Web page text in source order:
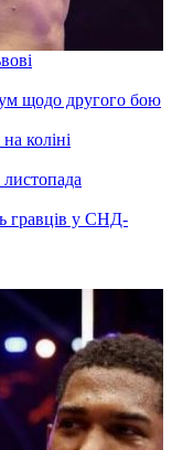
щодо другого бою
коліні
гравців у СНД-